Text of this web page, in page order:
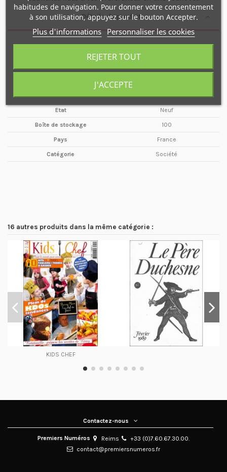
Détails du produit
Valeur faciale 4.95 €
Etat Neuf
Boîte de stockage 100
Pays France
Catégorie Société
16 autres produits dans la même catégorie :
KIDS CHEF
Contactez-nous
Premiers Numéros Reims
+33 (0)7.60.67.30.00.
contact@premiersnumeros.fr
habitudes de navigation. Pour donner votre consentement
à son utilisation, appuyez sur le bouton Accepter.
Plus d'informations Personnaliser les cookies
REJETER TOUT
J'ACCEPTE